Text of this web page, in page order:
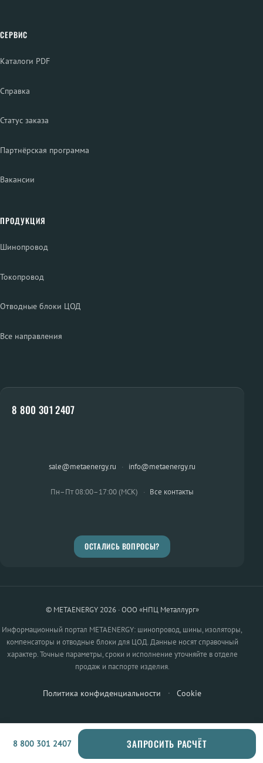
СЕРВИС
Каталоги PDF
Справка
Статус заказа
Партнёрская программа
Вакансии
ПРОДУКЦИЯ
Шинопровод
Токопровод
Отводные блоки ЦОД
Все направления
8 800 301 2407
sale@metaenergy.ru · info@metaenergy.ru
Пн–Пт 08:00–17:00 (МСК) · Все контакты
ОСТАЛИСЬ ВОПРОСЫ?
© METAENERGY 2026 · ООО «НПЦ Металлург»
Информационный портал METAENERGY: шинопровод, шины, изоляторы,
компенсаторы и отводные блоки для ЦОД. Данные носят справочный
характер. Точные параметры, сроки и исполнение уточняйте в отделе
продаж и паспорте изделия.
Политика конфиденциальности · Cookie
8 800 301 2407 ЗАПРОСИТЬ РАСЧЁТ